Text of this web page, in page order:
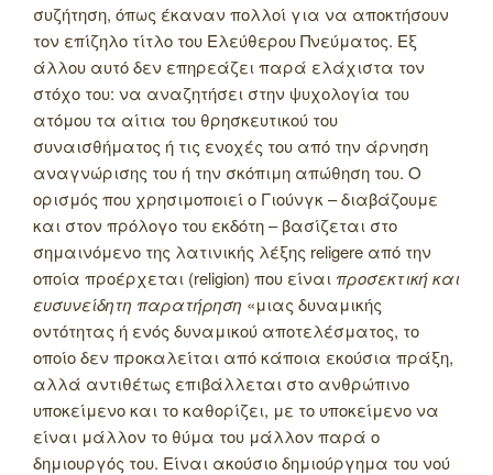
συζήτηση, όπως έκαναν πολλοί για να αποκτήσουν
τον επίζηλο τίτλο του Ελεύθερου Πνεύματος. Εξ
άλλου αυτό δεν επηρεάζει παρά ελάχιστα τον
στόχο του: να αναζητήσει στην ψυχολογία του
ατόμου τα αίτια του θρησκευτικού του
συναισθήματος ή τις ενοχές του από την άρνηση
αναγνώρισης του ή την σκόπιμη απώθηση του. Ο
ορισμός που χρησιμοποιεί ο Γιούνγκ – διαβάζουμε
και στον πρόλογο του εκδότη – βασίζεται στο
σημαινόμενο της λατινικής λέξης religere από την
οποία προέρχεται (religion) που είναι προσεκτική και
ευσυνείδητη παρατήρηση «μιας δυναμικής
οντότητας ή ενός δυναμικού αποτελέσματος, το
οποίο δεν προκαλείται από κάποια εκούσια πράξη,
αλλά αντιθέτως επιβάλλεται στο ανθρώπινο
υποκείμενο και το καθορίζει, με το υποκείμενο να
είναι μάλλον το θύμα του μάλλον παρά ο
δημιουργός του. Είναι ακούσιο δημιούργημα του νού